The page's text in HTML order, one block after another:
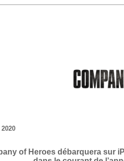
of Heroes débarquera sur